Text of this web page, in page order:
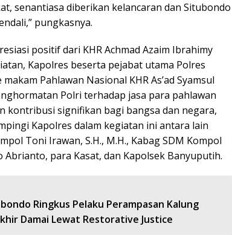
senantiasa diberikan kelancaran dan Situbondo
pungkasnya.
positif dari KHR Achmad Azaim Ibrahimy
Kapolres beserta pejabat utama Polres
Pahlawan Nasional KHR As’ad Syamsul
Polri terhadap jasa para pahlawan
kontribusi signifikan bagi bangsa dan negara,
Kapolres dalam kegiatan ini antara lain
Toni Irawan, S.H., M.H., Kabag SDM Kompol
Abrianto, para Kasat, dan Kapolsek Banyuputih.
Ringkus Pelaku Perampasan Kalung
Damai Lewat Restorative Justice